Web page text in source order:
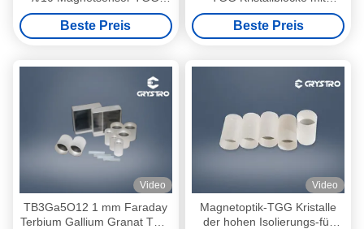
Kristall
Beste Preis
hohem Auslöschverhältnis
Beste Preis
Video
TB3Ga5O12 1 mm Faraday
Terbium Gallium Granat TGG
Video
Magnetoptik-TGG Kristalle
der hohen Isolierungs-für